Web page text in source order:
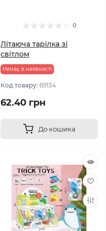
0
Літаюча тарілка зі
світлом
Немає в наявності
Код товару: 69134
62.40 грн
До кошика